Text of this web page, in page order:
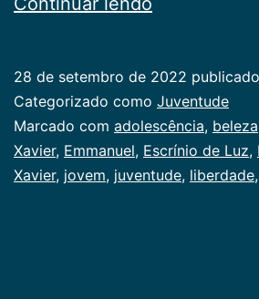
28 de setembro de 2022 publicado
Categorizado como Juventude
Marcado com adolescência, beleza
Xavier, Emmanuel, Escrínio de Luz,
Xavier, jovem, juventude, liberdade,